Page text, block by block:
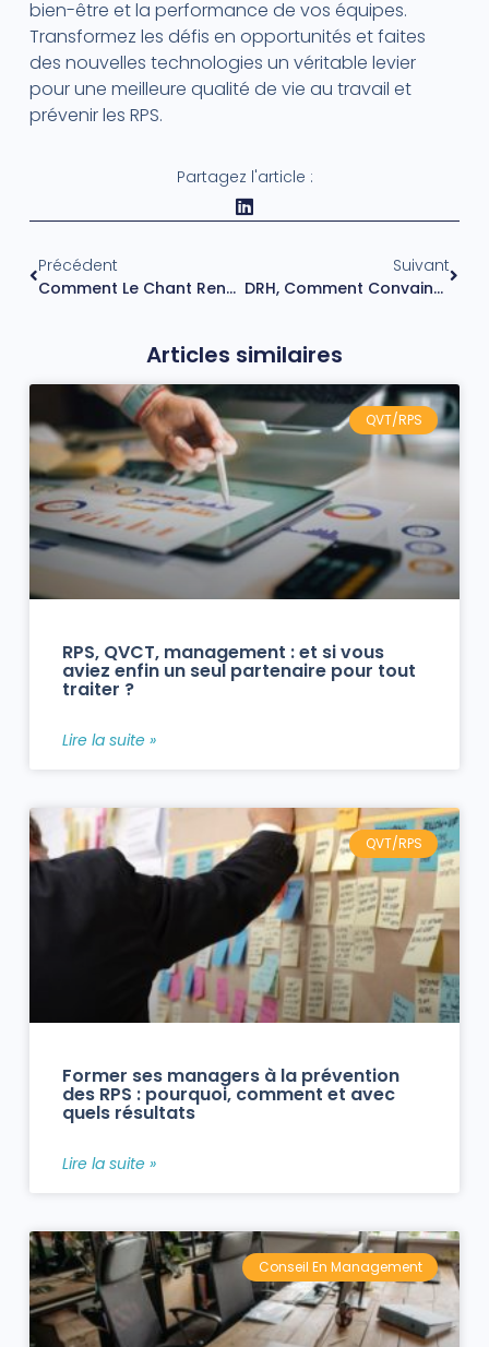
bien-être et la performance de vos équipes.
Transformez les défis en opportunités et faites
des nouvelles technologies un véritable levier
pour une meilleure qualité de vie au travail et
prévenir les RPS.
Partagez l'article :
Précédent
Comment Le Chant Rend-Il Heureux?
Suivant
DRH, Comment Convaincre Votre Direction D’agir Pour La Santé Mentale ?
Articles similaires
QVT/RPS
RPS, QVCT, management : et si vous
aviez enfin un seul partenaire pour tout
traiter ?
Lire la suite »
QVT/RPS
Former ses managers à la prévention
des RPS : pourquoi, comment et avec
quels résultats
Lire la suite »
Conseil En Management